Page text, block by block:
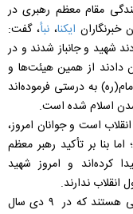
مقام معظم رهبری در
خبرنگاران ایکنا،نبأ، گفت:
شهید و جانباز شدند و در
دادند از همین هیئت‌ها و
به درستی فرموده‌اند
اسلام شده است.
است و جوانان امروز،
بنا بر تأکید رهبر معظم
کرده‌اند و امروز شهید
ندارند.
نبوی ادامه داد: این جوانان انقلابی، همان جوانانی هستند که در ۹ دی سال